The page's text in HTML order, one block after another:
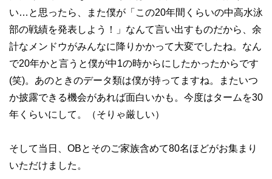
い…と思ったら、また僕が「この20年間くらいの中高水泳
部の戦績を発表しよう！」なんて言い出すものだから、余
計なメンドウがみんなに降りかかって大変でしたね。なん
で20年かと言うと僕が中1の時からにしたかったからです
(笑)。あのときのデータ類は僕が持ってますね。またいつ
か披露できる機会があれば面白いかも。今度はタームを30
年くらいにして。（そりゃ厳しい）
そして当日、OBとそのご家族含めて80名ほどがお集まり
いただけました。